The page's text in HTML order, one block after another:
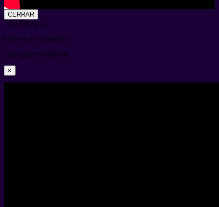
CERRAR
Info Primaria
Este es el contenido
Que Quiero Mostrar
×